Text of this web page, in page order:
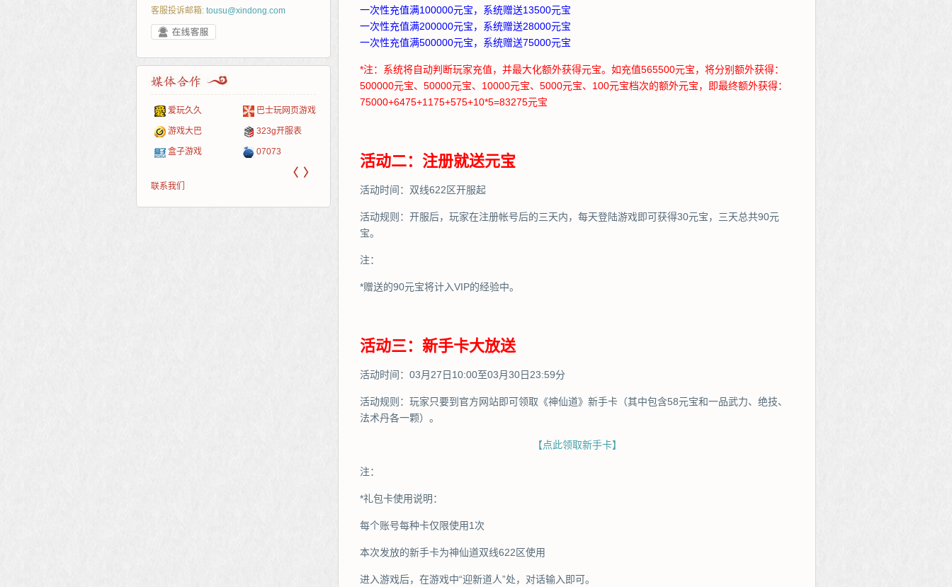
客服投诉邮箱: tousu@xindong.com
爱玩久久 巴士玩网页游戏
游戏大巴 323g开服表
盒子游戏 07073 新浪页游 网易游戏
Cwan
5617网游网 一游网
4q5q游戏
〈 〉
联系我们
一次性充值满100000元宝，系统赠送13500元宝
一次性充值满200000元宝，系统赠送28000元宝
一次性充值满500000元宝，系统赠送75000元宝
*注：系统将自动判断玩家充值，并最大化额外获得元宝。如充值565500元宝，将分别额外获得：
500000元宝、50000元宝、10000元宝、5000元宝、100元宝档次的额外元宝，即最终额外获得：
75000+6475+1175+575+10*5=83275元宝
活动二：注册就送元宝
活动时间：双线622区开服起
活动规则：开服后，玩家在注册帐号后的三天内，每天登陆游戏即可获得30元宝，三天总共90元
宝。
注：
*赠送的90元宝将计入VIP的经验中。
活动三：新手卡大放送
活动时间：03月27日10:00至03月30日23:59分
活动规则：玩家只要到官方网站即可领取《神仙道》新手卡（其中包含58元宝和一品武力、绝技、
法术丹各一颗）。
【点此领取新手卡】
注：
*礼包卡使用说明：
每个账号每种卡仅限使用1次
本次发放的新手卡为神仙道双线622区使用
进入游戏后，在游戏中“迎新道人”处，对话输入即可。